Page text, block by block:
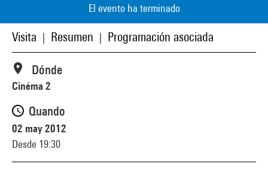
El evento ha terminado
Visita Resumen Programación asociada
Dónde
Cinéma 2
Quando
02 may 2012
Desde 19:30